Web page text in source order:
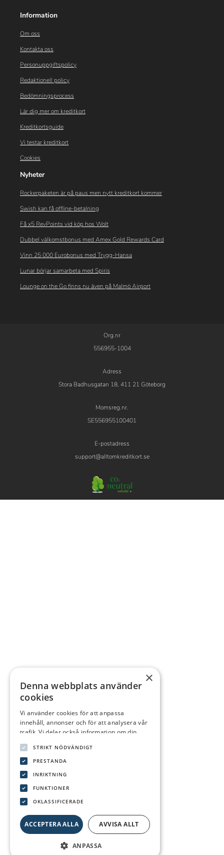
Information
Om oss
Kontakta oss
Personuppgiftspolicy
Redaktionell policy
Bedömningsprocess
Lär dig mer om kreditkort
Kreditkortsguide
Vi testar kreditkort
Cookies
Nyheter
Rockerpaketen är på paus men nytt kreditkort kommer
Swish kan få offline-betalning
Få x5 RevPoints vid köp hos Wolt
Dubbel välkomstbonus med Amex Gold Rewards Card
Vinn 25 000 Eurobonus med Trygg-Hansa
Lunar börjar samarbeta med Spiris
Lounge on the Go finns nu även på Malmö Airport
Org.nr
556955-1004
Adress
Stora Badhusgatan 18, 411 21 Göteborg
Momsreg.nr.
SE556955100401
E-postadress
support@alltomkreditkort.se
×
Denna webbplats använder
cookies
Vi använder cookies för att anpassa
innehåll, annonser och för att analysera vår
trafik. Vi delar också information om din
reklam- och analyspartners som kan
kombinera den med annan information som
du har tillhandahållit dem eller som de har
samlat in från din användning av deras
tjänster.Integritetspolicy
STRIKT NÖDVÄNDIGT
PRESTANDA
INRIKTNING
FUNKTIONER
OKLASSIFICERADE
ACCEPTERA ALLA AVVISA ALLT
ANPASSA